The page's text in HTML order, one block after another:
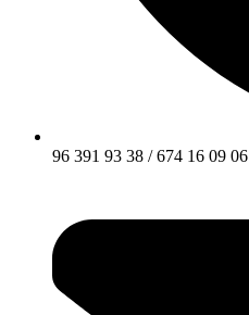
96 391 93 38 / 674 16 09 06